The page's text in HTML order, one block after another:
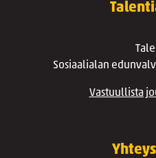
Sosiaalialan
Vastuullista